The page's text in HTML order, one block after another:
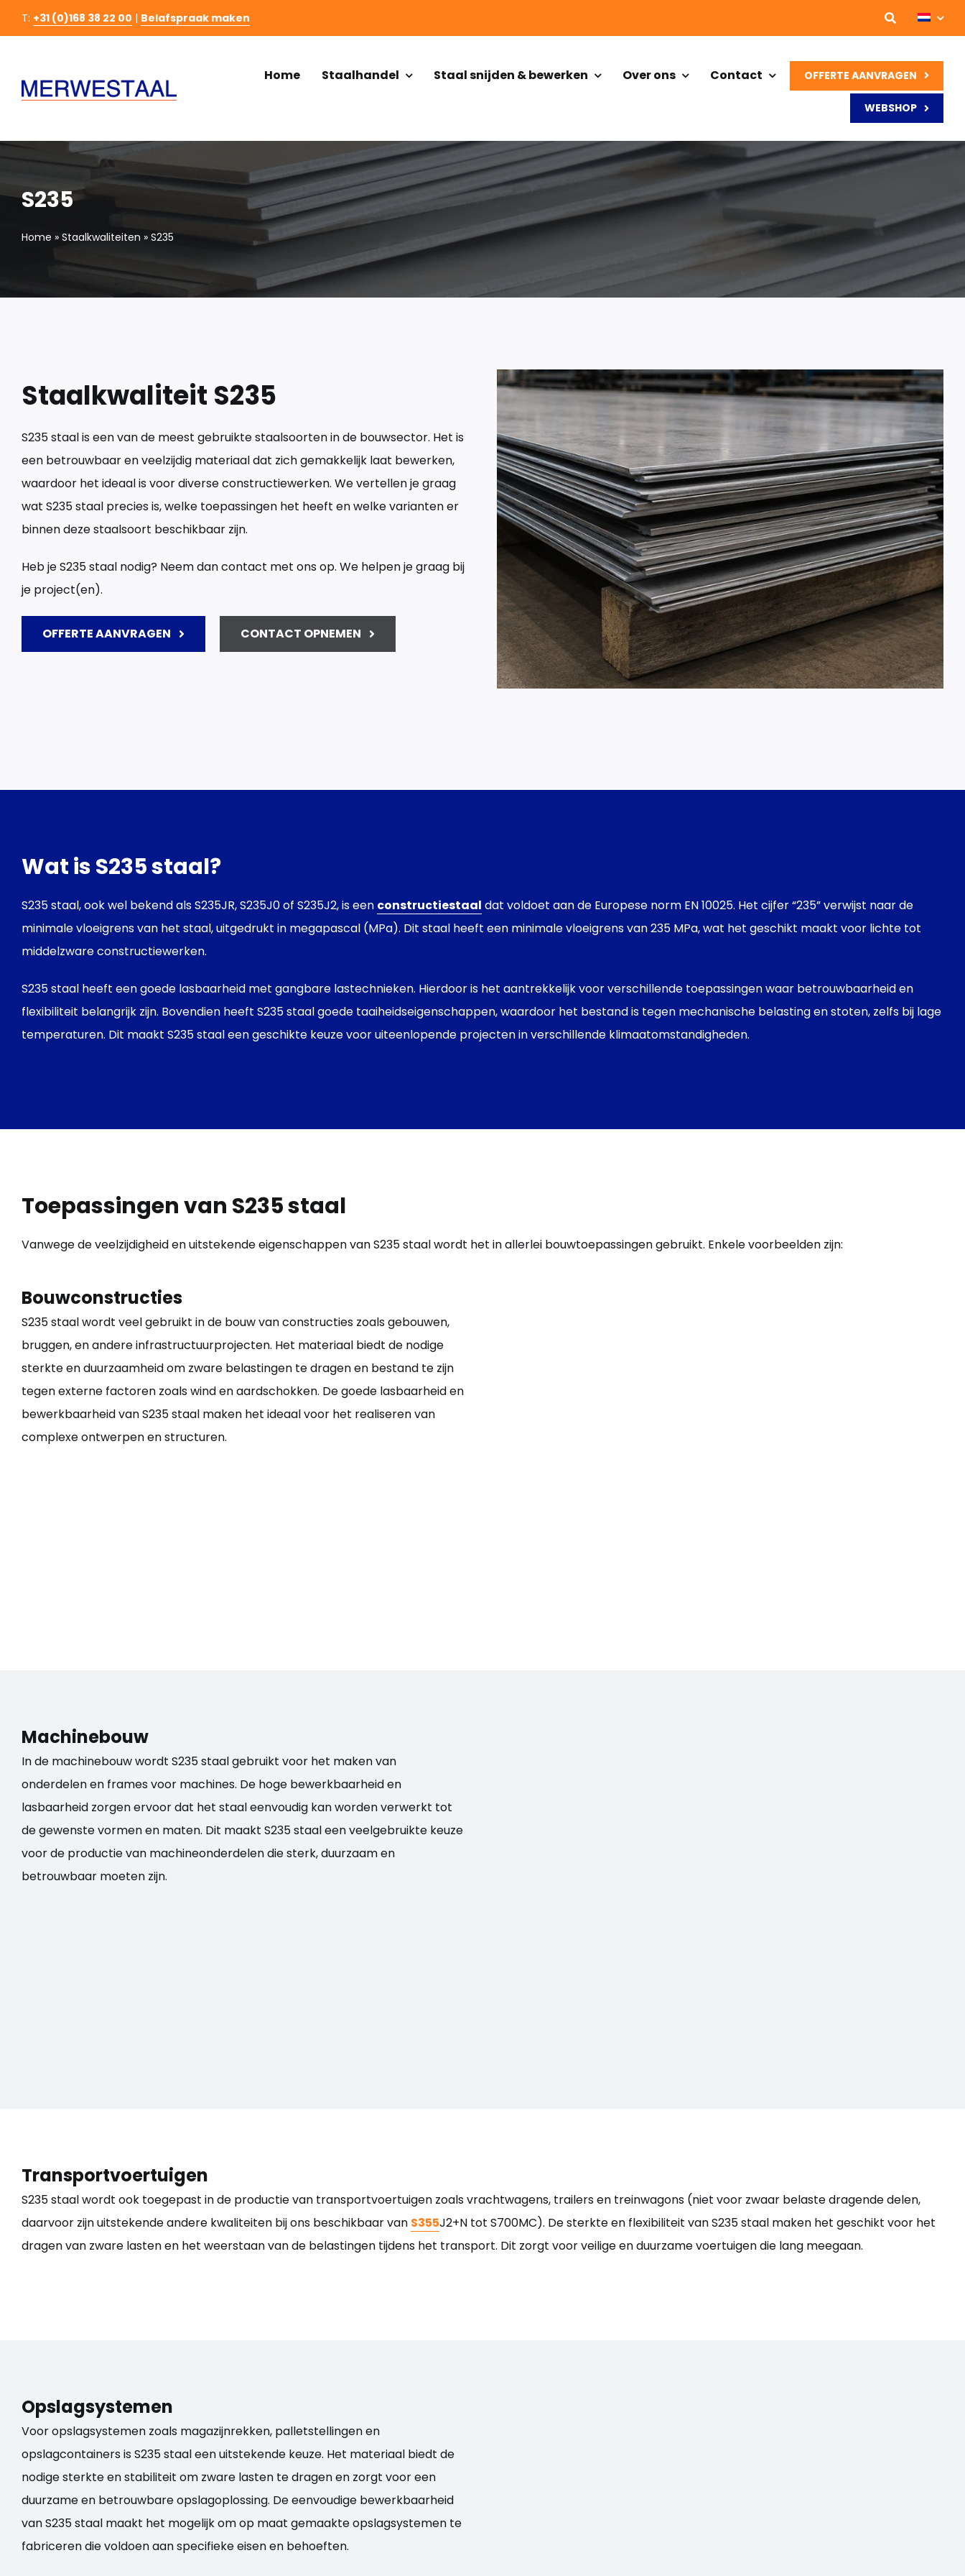
naar
T: +31 (0)168 38 22 00 | Belafspraak maken
Home Staalhandel Staal snijden & bewerken Over ons Contact OFFERTE AANVRAGEN
WEBSHOP
S235
Home » Staalkwaliteiten » S235
Staalkwaliteit S235
S235staaliseenvan de meest gebruiktestaalsoortenin de bouwsector. Het is
een betrouwbaarenveelzijdig materiaaldat zichgemakkelijk laat bewerken,
waardoor het ideaalisvoordiverseconstructiewerken. Wevertellenjegraag
wat S235staal preciesis,welke toepassingen het heeft enwelkevariantener
binnendezestaalsoort beschikbaar zijn.
Heb je S235 staal nodig? Neem dan contact met ons op. We helpen je graag bij
je project(en).
OFFERTE AANVRAGEN CONTACT OPNEMEN
Wat is S235 staal?
S235 staal, ook wel bekend als S235JR, S235J0 of S235J2, is een constructiestaal dat voldoet aan de Europese norm EN 10025. Het cijfer “235” verwijst naar de
minimale vloeigrens van het staal, uitgedrukt in megapascal (MPa). Dit staal heeft een minimale vloeigrens van 235 MPa, wat het geschikt maakt voor lichte tot
middelzware constructiewerken.
S235 staal heeft een goede lasbaarheid met gangbare lastechnieken. Hierdoor is het aantrekkelijk voor verschillende toepassingen waar betrouwbaarheid en
flexibiliteit belangrijk zijn. Bovendien heeft S235 staal goede taaiheidseigenschappen, waardoor het bestand is tegen mechanische belasting en stoten, zelfs bij lage
temperaturen. Dit maakt S235 staal een geschikte keuze voor uiteenlopende projecten in verschillende klimaatomstandigheden.
Toepassingenvan S235staal
VanwegedeveelzijdigheidenuitstekendeeigenschappenvanS235staalwordt het inallerlei bouwtoepassingengebruikt. Enkelevoorbeelden zijn:
Bouwconstructies
S235 staalwordt veel gebruikt in de bouw van constructies zoals gebouwen,
bruggen, en andere infrastructuurprojecten. Het materiaal biedt de nodige
sterkte en duurzaamheid om zware belastingen te dragen en bestand te zijn
tegen externe factoren zoals wind en aardschokken. De goede lasbaarheid en
bewerkbaarheid vanS235 staalmaken het ideaal voor het realiseren van
complexe ontwerpen en structuren.
Machinebouw
In de machinebouw wordt S235 staalgebruikt voor het maken van
onderdelen en frames voor machines. De hoge bewerkbaarheid en
lasbaarheid zorgen ervoor dat het staal eenvoudig kan worden verwerkt tot
de gewenste vormen en maten. Dit maakt S235 staaleen veelgebruikte keuze
voor de productie van machineonderdelen die sterk, duurzaam en
betrouwbaar moeten zijn.
Transportvoertuigen
S235 staalwordt ook toegepast in de productie van transportvoertuigen zoals vrachtwagens, trailers en treinwagons (niet voor zwaar belaste dragende delen,
daarvoor zijn uitstekende andere kwaliteiten bij ons beschikbaar van S355J2+N tot S700MC). De sterkte en flexibiliteit van S235 staal maken het geschikt voor het
dragen van zware lasten en het weerstaan van de belastingen tijdens het transport. Dit zorgt voor veilige en duurzame voertuigen die lang meegaan.
Opslagsystemen
Voor opslagsystemen zoals magazijnrekken, palletstellingen en
opslagcontainers is S235 staaleen uitstekende keuze. Het materiaal biedt de
nodige sterkte en stabiliteit om zware lasten te dragen en zorgt voor een
duurzame en betrouwbare opslagoplossing. De eenvoudige bewerkbaarheid
vanS235 staalmaakt het mogelijk om op maat gemaakte opslagsystemen te
fabriceren die voldoen aan specifieke eisen en behoeften.